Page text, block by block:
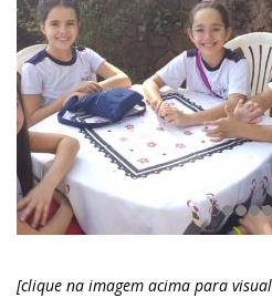
[clique na imagem acima para